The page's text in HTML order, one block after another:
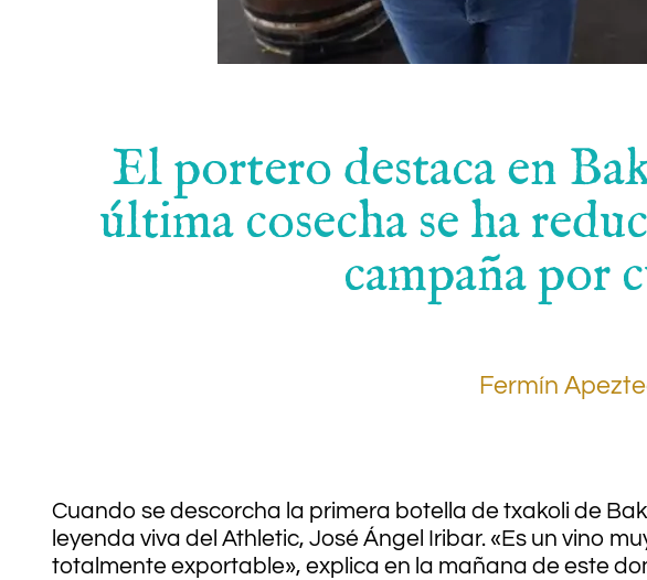
El portero destaca en
última cosecha se ha
campaña por
Fermín
Cuando se descorcha la primera botella de txakoli de
leyenda viva del Athletic, José Ángel Iribar. «Es un vino
totalmente exportable», explica en la mañana de este